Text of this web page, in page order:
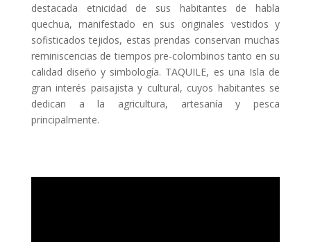
destacada etnicidad de sus habitantes de habla
quechua, manifestado en sus originales vestidos y
sofisticados tejidos, estas prendas conservan muchas
reminiscencias de tiempos pre-colombinos tanto en su
calidad diseño y simbología. TAQUILE, es una Isla de
gran interés paisajista y cultural, cuyos habitantes se
dedican a la agricultura, artesanía y pesca
principalmente.